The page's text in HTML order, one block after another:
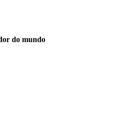
do mundo